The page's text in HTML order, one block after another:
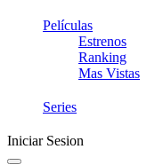
Películas
Estrenos
Ranking
Mas Vistas
Series
Iniciar Sesion